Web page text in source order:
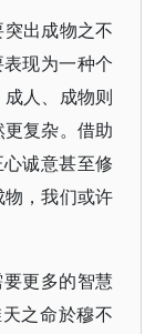
出成物之不
现为一种个
人、成物则
复杂。借助
心诚意甚至修
，我们或许
更多的智慧
之命於穆不